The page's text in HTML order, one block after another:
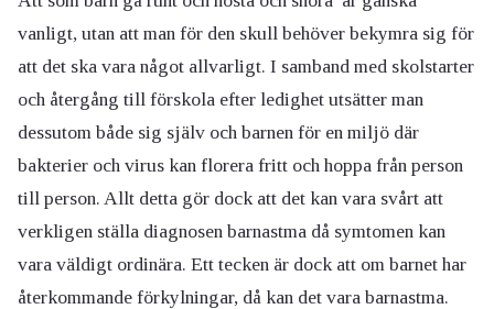
vanligt, utan att man för den skull behöver bekymra sig för
att det ska vara något allvarligt. I samband med skolstarter
och återgång till förskola efter ledighet utsätter man
dessutom både sig själv och barnen för en miljö där
bakterier och virus kan florera fritt och hoppa från person
till person. Allt detta gör dock att det kan vara svårt att
verkligen ställa diagnosen barnastma då symtomen kan
vara väldigt ordinära. Ett tecken är dock att om barnet har
återkommande förkylningar, då kan det vara barnastma.